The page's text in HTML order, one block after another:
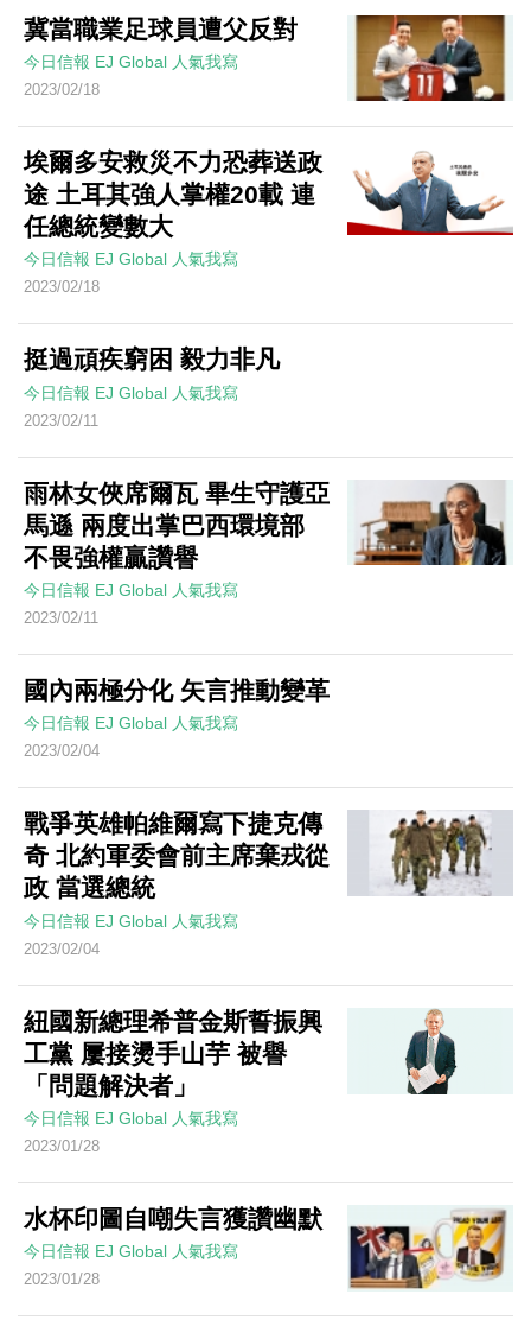
冀當職業足球員遭父反對
今日信報 EJ Global 人氣我寫
2023/02/18
埃爾多安救災不力恐葬送政
途 土耳其強人掌權20載 連
任總統變數大
今日信報 EJ Global 人氣我寫
2023/02/18
挺過頑疾窮困 毅力非凡
今日信報 EJ Global 人氣我寫
2023/02/11
雨林女俠席爾瓦 畢生守護亞
馬遜 兩度出掌巴西環境部
不畏強權贏讚譽
今日信報 EJ Global 人氣我寫
2023/02/11
國內兩極分化 矢言推動變革
今日信報 EJ Global 人氣我寫
2023/02/04
戰爭英雄帕維爾寫下捷克傳
奇 北約軍委會前主席棄戎從
政 當選總統
今日信報 EJ Global 人氣我寫
2023/02/04
紐國新總理希普金斯誓振興
工黨 屢接燙手山芋 被譽
「問題解決者」
今日信報 EJ Global 人氣我寫
2023/01/28
水杯印圖自嘲失言獲讚幽默
今日信報 EJ Global 人氣我寫
2023/01/28